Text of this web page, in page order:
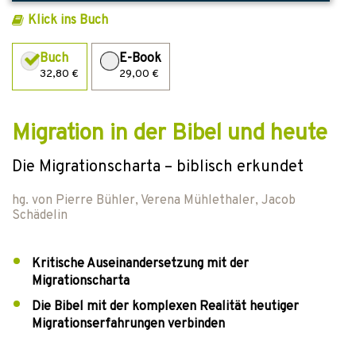
Klick ins Buch
Buch
32,80 €
E-Book
29,00 €
Migration in der Bibel und heute
Die Migrationscharta – biblisch erkundet
hg. von Pierre Bühler, Verena Mühlethaler, Jacob
Schädelin
Kritische Auseinandersetzung mit der
Migrationscharta
Die Bibel mit der komplexen Realität heutiger
Migrationserfahrungen verbinden